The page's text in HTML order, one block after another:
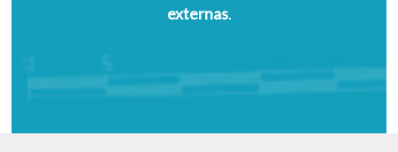
externas.